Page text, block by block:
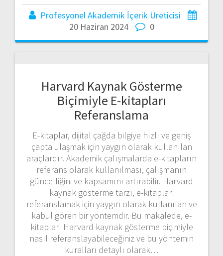
Profesyonel Akademik İçerik Üreticisi
20 Haziran 2024
0
Harvard Kaynak Gösterme
Biçimiyle E-kitapları
Referanslama
E-kitaplar, dijital çağda bilgiye hızlı ve geniş
çapta ulaşmak için yaygın olarak kullanılan
araçlardır. Akademik çalışmalarda e-kitapların
referans olarak kullanılması, çalışmanın
güncelliğini ve kapsamını artırabilir. Harvard
kaynak gösterme tarzı, e-kitapları
referanslamak için yaygın olarak kullanılan ve
kabul gören bir yöntemdir. Bu makalede, e-
kitapları Harvard kaynak gösterme biçimiyle
nasıl referanslayabileceğiniz ve bu yöntemin
kuralları detaylı olarak…